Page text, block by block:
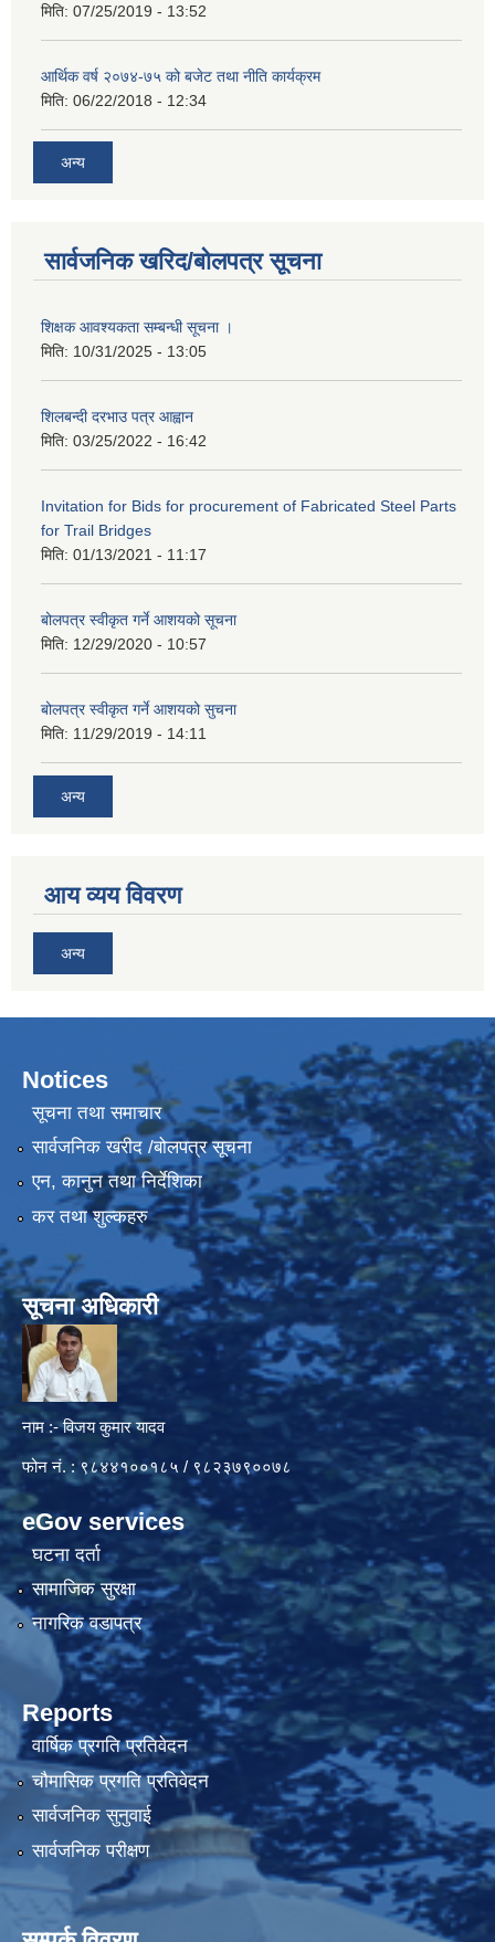
मिति: 07/25/2019 - 13:52
आर्थिक वर्ष २०७४-७५ को बजेट तथा नीति कार्यक्रम
मिति: 06/22/2018 - 12:34
अन्य
सार्वजनिक खरिद/बोलपत्र सूचना
शिक्षक आवश्यकता सम्बन्धी सूचना ।
मिति: 10/31/2025 - 13:05
शिलबन्दी दरभाउ पत्र आह्वान
मिति: 03/25/2022 - 16:42
Invitation for Bids for procurement of Fabricated Steel Parts
for Trail Bridges
मिति: 01/13/2021 - 11:17
बोलपत्र स्वीकृत गर्ने आशयको सूचना
मिति: 12/29/2020 - 10:57
बोलपत्र स्वीकृत गर्ने आशयको सुचना
मिति: 11/29/2019 - 14:11
अन्य
आय व्यय विवरण
अन्य
Notices
सूचना तथा समाचार
सार्वजनिक खरीद /बोलपत्र सूचना
एन, कानुन तथा निर्देशिका
कर तथा शुल्कहरु
सूचना अधिकारी
नाम :- विजय कुमार यादव
फोन नं. : ९८४४१००१८५ / ९८२३७९००७८
eGov services
घटना दर्ता
सामाजिक सुरक्षा
नागरिक वडापत्र
Reports
वार्षिक प्रगति प्रतिवेदन
चौमासिक प्रगति प्रतिवेदन
सार्वजनिक सुनुवाई
सार्वजनिक परीक्षण